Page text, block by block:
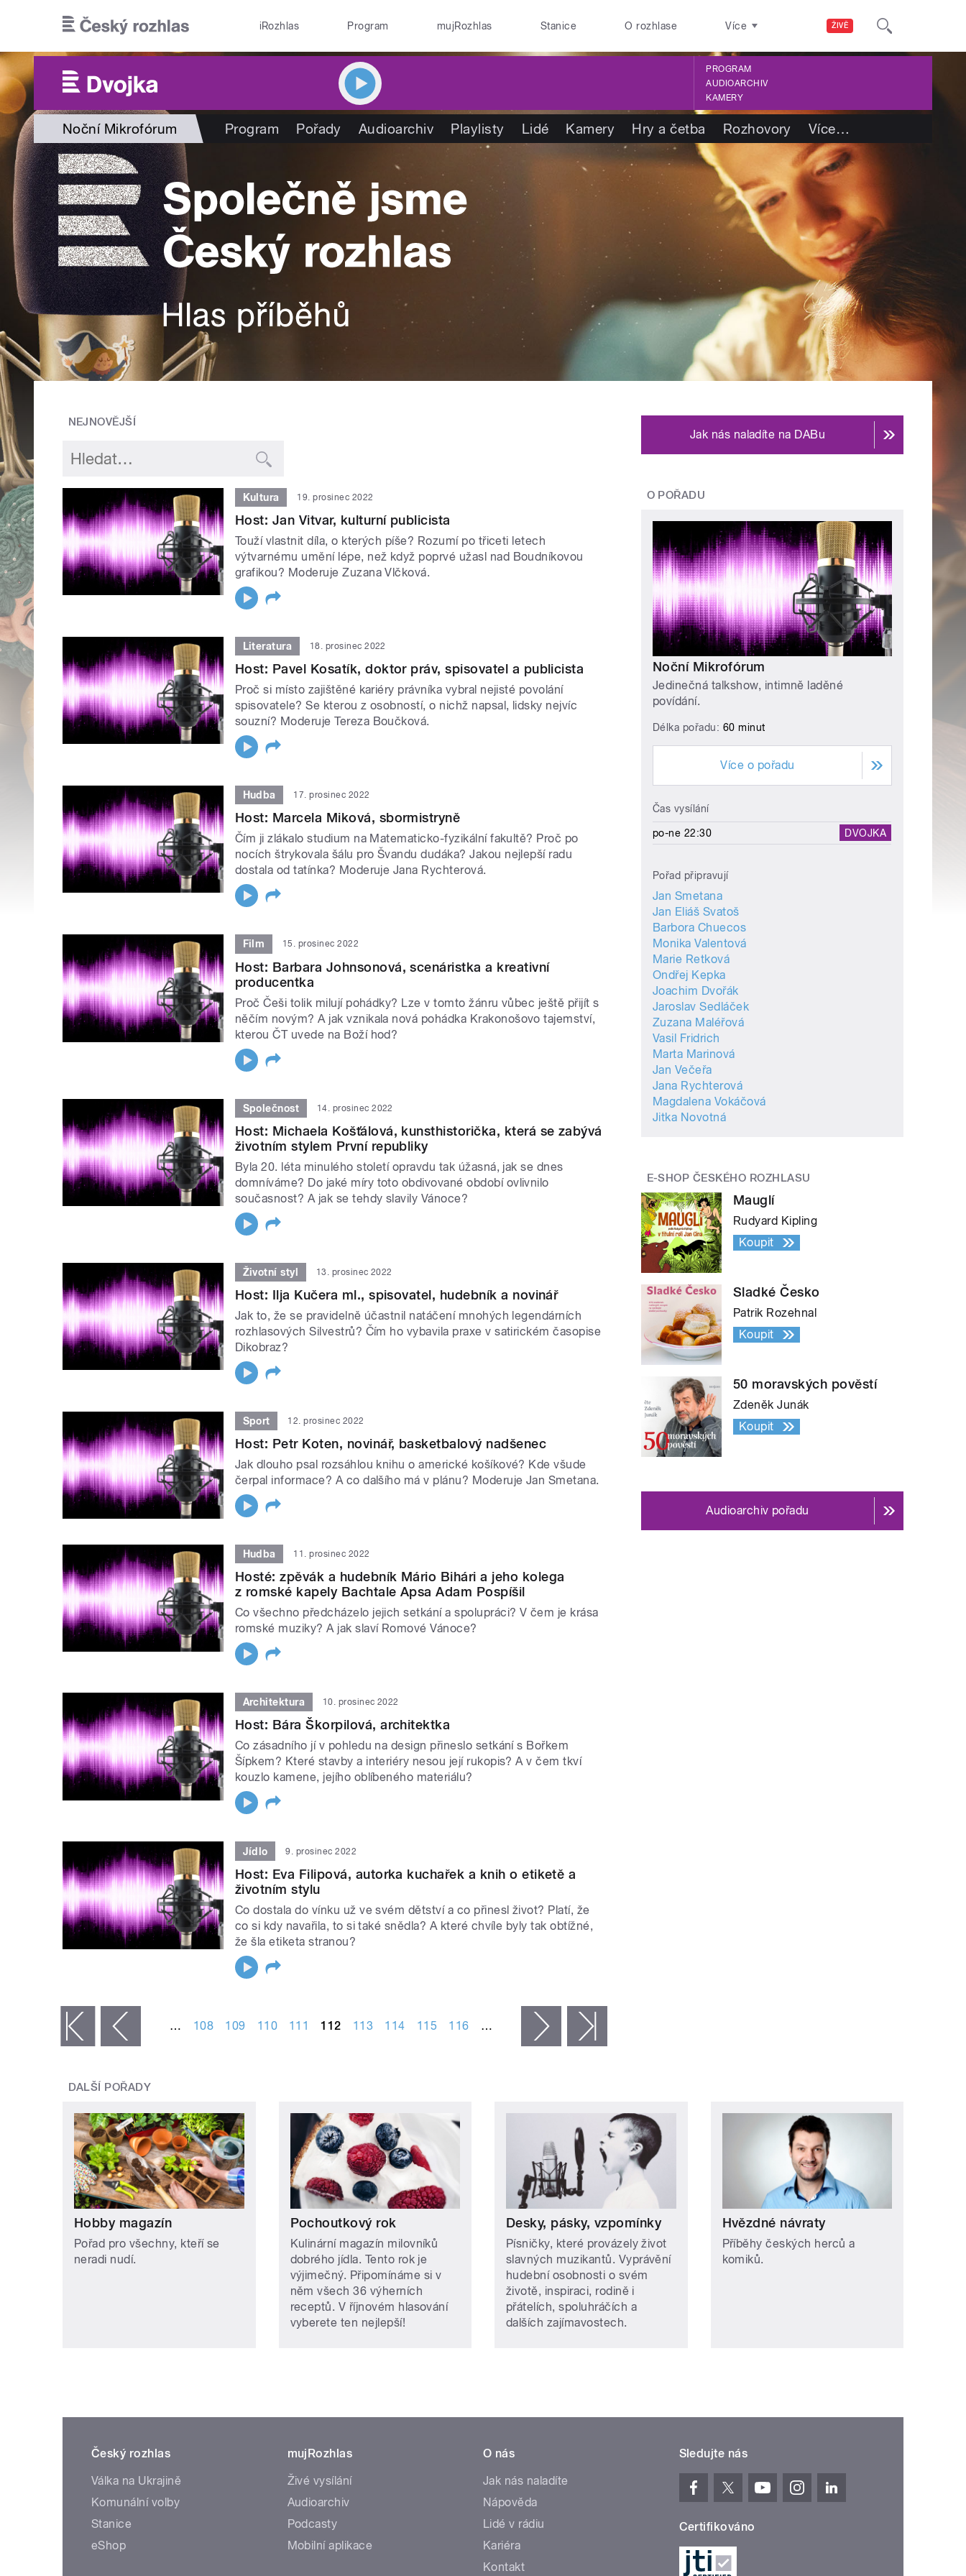
ŽIVĚ
iRozhlas Program mujRozhlas Stanice O rozhlase Více
PROGRAM
AUDIOARCHIV
KAMERY
Noční Mikrofórum Program Pořady Audioarchiv Playlisty Lidé Kamery Hry a četba Rozhovory Více…
NEJNOVĚJŠÍ
Kultura 19. prosinec 2022
Host: Jan Vitvar, kulturní publicista
Touží vlastnit díla, o kterých píše? Rozumí po třiceti letech
výtvarnému umění lépe, než když poprvé užasl nad Boudníkovou
grafikou? Moderuje Zuzana Vlčková.
Literatura 18. prosinec 2022
Host: Pavel Kosatík, doktor práv, spisovatel a publicista
Proč si místo zajištěné kariéry právníka vybral nejisté povolání
spisovatele? Se kterou z osobností, o nichž napsal, lidsky nejvíc
souzní? Moderuje Tereza Boučková.
Hudba 17. prosinec 2022
Host: Marcela Miková, sbormistryně
Čím ji zlákalo studium na Matematicko-fyzikální fakultě? Proč po
nocích štrykovala šálu pro Švandu dudáka? Jakou nejlepší radu
dostala od tatínka? Moderuje Jana Rychterová.
Film 15. prosinec 2022
Host: Barbara Johnsonová, scenáristka a kreativní
producentka
Proč Češi tolik milují pohádky? Lze v tomto žánru vůbec ještě přijít s
něčím novým? A jak vznikala nová pohádka Krakonošovo tajemství,
kterou ČT uvede na Boží hod?
Společnost 14. prosinec 2022
Host: Michaela Košťálová, kunsthistorička, která se zabývá
životním stylem První republiky
Byla 20. léta minulého století opravdu tak úžasná, jak se dnes
domníváme? Do jaké míry toto obdivované období ovlivnilo
současnost? A jak se tehdy slavily Vánoce?
Životní styl 13. prosinec 2022
Host: Ilja Kučera ml., spisovatel, hudebník a novinář
Jak to, že se pravidelně účastnil natáčení mnohých legendárních
rozhlasových Silvestrů? Čím ho vybavila praxe v satirickém časopise
Dikobraz?
Sport 12. prosinec 2022
Host: Petr Koten, novinář, basketbalový nadšenec
Jak dlouho psal rozsáhlou knihu o americké košíkové? Kde všude
čerpal informace? A co dalšího má v plánu? Moderuje Jan Smetana.
Hudba 11. prosinec 2022
Hosté: zpěvák a hudebník Mário Bihári a jeho kolega
z romské kapely Bachtale Apsa Adam Pospíšil
Co všechno předcházelo jejich setkání a spolupráci? V čem je krása
romské muziky? A jak slaví Romové Vánoce?
Architektura 10. prosinec 2022
Host: Bára Škorpilová, architektka
Co zásadního jí v pohledu na design přineslo setkání s Bořkem
Šípkem? Které stavby a interiéry nesou její rukopis? A v čem tkví
kouzlo kamene, jejího oblíbeného materiálu?
Jídlo 9. prosinec 2022
Host: Eva Filipová, autorka kuchařek a knih o etiketě a
životním stylu
Co dostala do vínku už ve svém dětství a co přinesl život? Platí, že
co si kdy navařila, to si také snědla? A které chvíle byly tak obtížné,
že šla etiketa stranou?
‹ předchozí … 108 109 110 111 112 113 114 115 116 … následující ›
Jak nás naladíte na DABu
O POŘADU
Noční Mikrofórum
Jedinečná talkshow, intimně laděné
povídání.
Délka pořadu: 60 minut
Více o pořadu
Čas vysílání
po-ne 22:30 DVOJKA
Pořad připravují
Jan Smetana
Jan Eliáš Svatoš
Barbora Chuecos
Monika Valentová
Marie Retková
Ondřej Kepka
Joachim Dvořák
Jaroslav Sedláček
Zuzana Maléřová
Vasil Fridrich
Marta Marinová
Jan Večeřa
Jana Rychterová
Magdalena Vokáčová
Jitka Novotná
E-SHOP ČESKÉHO ROZHLASU
Mauglí
Rudyard Kipling
Koupit
Sladké Česko
Patrik Rozehnal
Koupit
50 moravských pověstí
Zdeněk Junák
Koupit
Audioarchiv pořadu
DALŠÍ POŘADY
Hobby magazín
Pořad pro všechny, kteří se
neradi nudí.
Pochoutkový rok
Kulinární magazín milovníků
dobrého jídla. Tento rok je
výjimečný. Připomínáme si v
něm všech 36 výherních
receptů. V říjnovém hlasování
vyberete ten nejlepší!
Desky, pásky, vzpomínky
Písničky, které provázely život
slavných muzikantů. Vyprávění
hudební osobnosti o svém
životě, inspiraci, rodině i
přátelích, spoluhráčích a
dalších zajímavostech.
Hvězdné návraty
Příběhy českých herců a
komiků.
Český rozhlas
Válka na Ukrajině
Komunální volby
Stanice
eShop
mujRozhlas
Živé vysílání
Audioarchiv
Podcasty
Mobilní aplikace
O nás
Jak nás naladíte
Nápověda
Lidé v rádiu
Kariéra
Kontakt
Sledujte nás
Certifikováno